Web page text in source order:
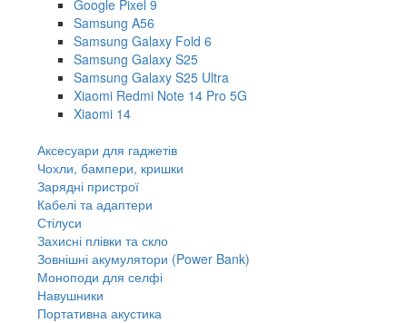
Google Pixel 9
Samsung A56
Samsung Galaxy Fold 6
Samsung Galaxy S25
Samsung Galaxy S25 Ultra
Xiaomi Redmi Note 14 Pro 5G
Xiaomi 14
Аксесуари для гаджетів
Чохли, бампери, кришки
Зарядні пристрої
Кабелі та адаптери
Стілуси
Захисні плівки та скло
Зовнішні акумулятори (Power Bank)
Моноподи для селфі
Навушники
Портативна акустика